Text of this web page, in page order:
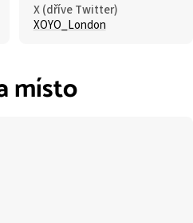
X (dříve Twitter)
XOYO_London
místo